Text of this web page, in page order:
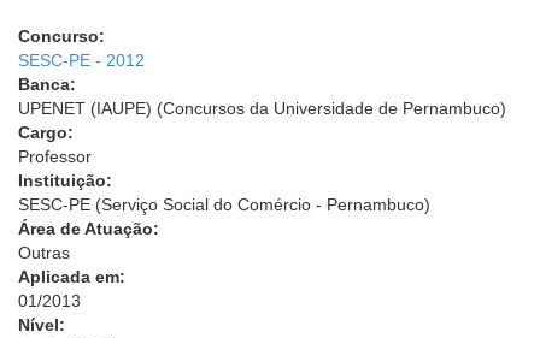
Concurso:
SESC-PE - 2012
Banca:
UPENET (IAUPE) (Concursos da Universidade de Pernambuco)
Cargo:
Professor
Instituição:
SESC-PE (Serviço Social do Comércio - Pernambuco)
Área de Atuação:
Outras
Aplicada em:
01/2013
Nível: